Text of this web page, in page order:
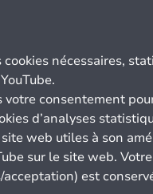
nécessaires,
votre consentement
d’analyses
web utiles à son
sur le site web. Votre
est